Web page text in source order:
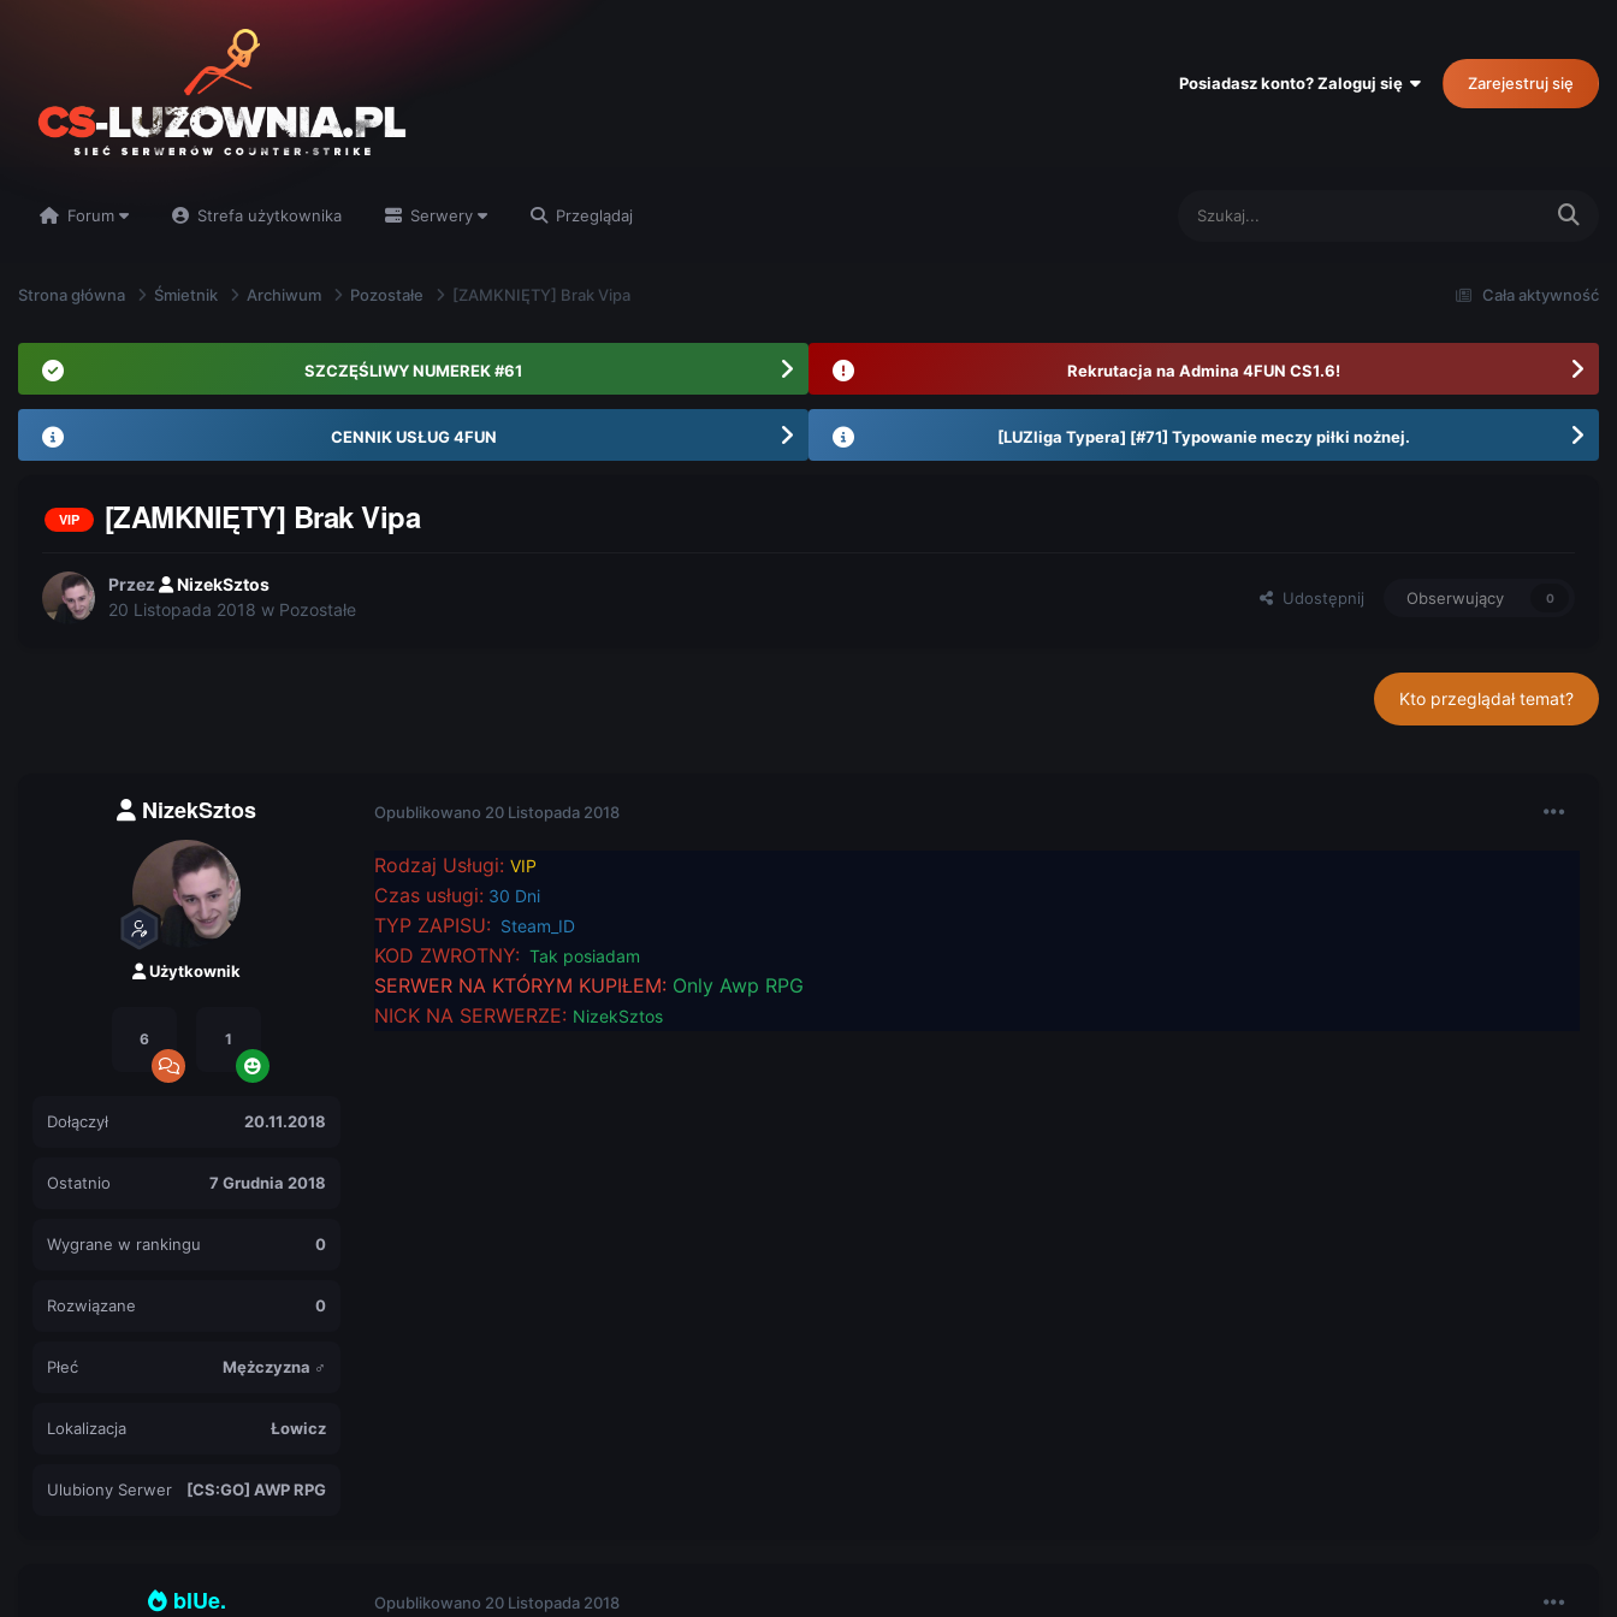
Posiadasz konto? Zaloguj się Zarejestruj się
Forum Strefa użytkownika Serwery Przeglądaj
Cała aktywność
Strona główna Śmietnik Archiwum Pozostałe [ZAMKNIĘTY] Brak Vipa
SZCZĘŚLIWY NUMEREK #61 Rekrutacja na Admina 4FUN CS1.6!
CENNIK USŁUG 4FUN [LUZliga Typera] [#71] Typowanie meczy piłki nożnej.
VIP [ZAMKNIĘTY] Brak Vipa
Przez
NizekSztos
20 Listopada 2018 w Pozostałe
Udostępnij Obserwujący 0
Kto przeglądał temat?
NizekSztos
Użytkownik
6 1
Dołączył 20.11.2018
Ostatnio 7 Grudnia 2018
Wygrane w rankingu 0
Rozwiązane 0
Płeć Mężczyzna ♂
Lokalizacja Łowicz
Ulubiony Serwer [CS:GO] AWP RPG
Opublikowano 20 Listopada 2018
Rodzaj Usługi: VIP
Czas usługi: 30 Dni
TYP ZAPISU: Steam_ID
KOD ZWROTNY: Tak posiadam
SERWER NA KTÓRYM KUPIŁEM: Only Awp RPG
NICK NA SERWERZE: NizekSztos
blUe. Opublikowano 20 Listopada 2018